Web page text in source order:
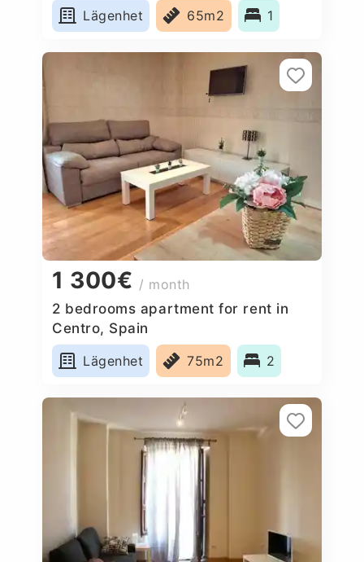
Lägenhet
65m2 1
1 300€ / month
2 bedrooms apartment for rent in
Centro, Spain
Lägenhet
75m2 2